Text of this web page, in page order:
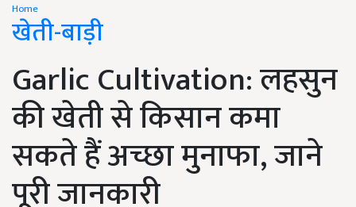
Home
खेती-बाड़ी
Garlic Cultivation: लहसुन
की खेती से किसान कमा
सकते हैं अच्छा मुनाफा, जाने
पूरी जानकारी